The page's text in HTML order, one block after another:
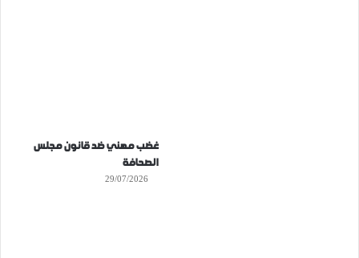
غضب مهني ضد قانون مجلس
الصحافة
29/07/2026